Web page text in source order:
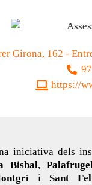
Girona, 162 -
https://
iniciativa dels
Bisbal,
i Sant